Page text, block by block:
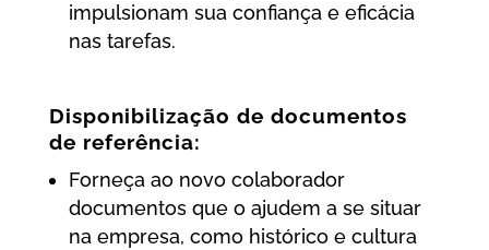
impulsionam sua confiança e eficácia
nas tarefas.
Disponibilização de documentos
de referência:
Forneça ao novo colaborador
documentos que o ajudem a se situar
na empresa, como histórico e cultura